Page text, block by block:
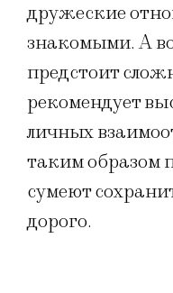
дружеские
знакомыми. А
предстоит
рекомендует
личных
таким образом
сумеют
дорого.